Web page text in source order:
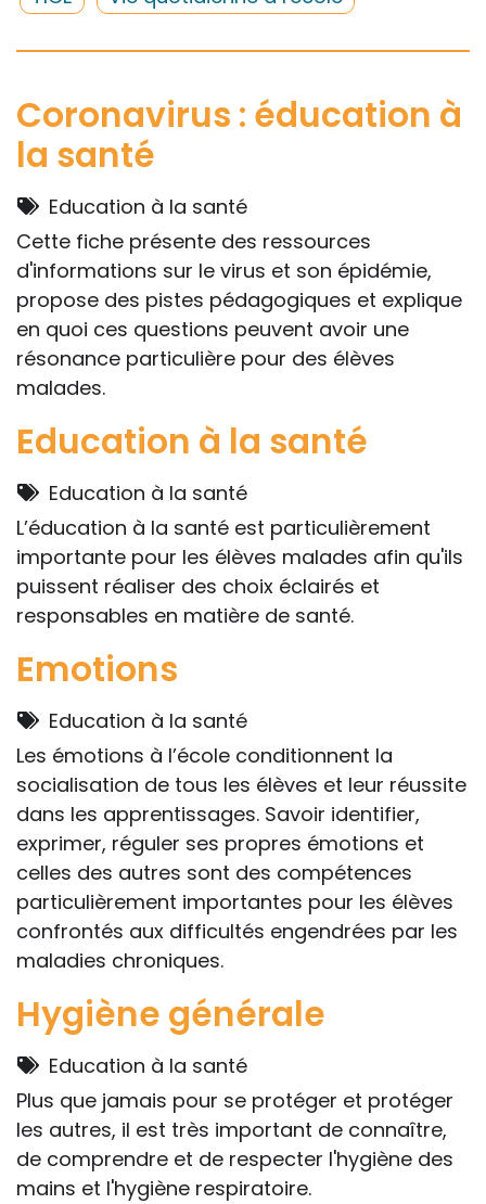
Coronavirus : éducation à
la santé
Education à la santé
Cette fiche présente des ressources
d'informations sur le virus et son épidémie,
propose des pistes pédagogiques et explique
en quoi ces questions peuvent avoir une
résonance particulière pour des élèves
malades.
Education à la santé
Education à la santé
L’éducation à la santé est particulièrement
importante pour les élèves malades afin qu'ils
puissent réaliser des choix éclairés et
responsables en matière de santé.
Emotions
Education à la santé
Les émotions à l’école conditionnent la
socialisation de tous les élèves et leur réussite
dans les apprentissages. Savoir identifier,
exprimer, réguler ses propres émotions et
celles des autres sont des compétences
particulièrement importantes pour les élèves
confrontés aux difficultés engendrées par les
maladies chroniques.
Hygiène générale
Education à la santé
Plus que jamais pour se protéger et protéger
les autres, il est très important de connaître,
de comprendre et de respecter l'hygiène des
mains et l'hygiène respiratoire.
évidemment dans l’impossibilité de les